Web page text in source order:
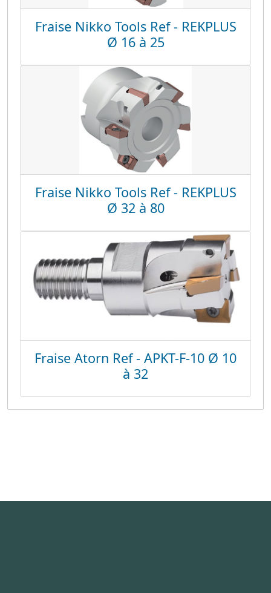
Fraise Nikko Tools Ref - REKPLUS
Ø 16 à 25
Fraise Nikko Tools Ref - REKPLUS
Ø 32 à 80
Fraise Atorn Ref - APKT-F-10 Ø 10
à 32